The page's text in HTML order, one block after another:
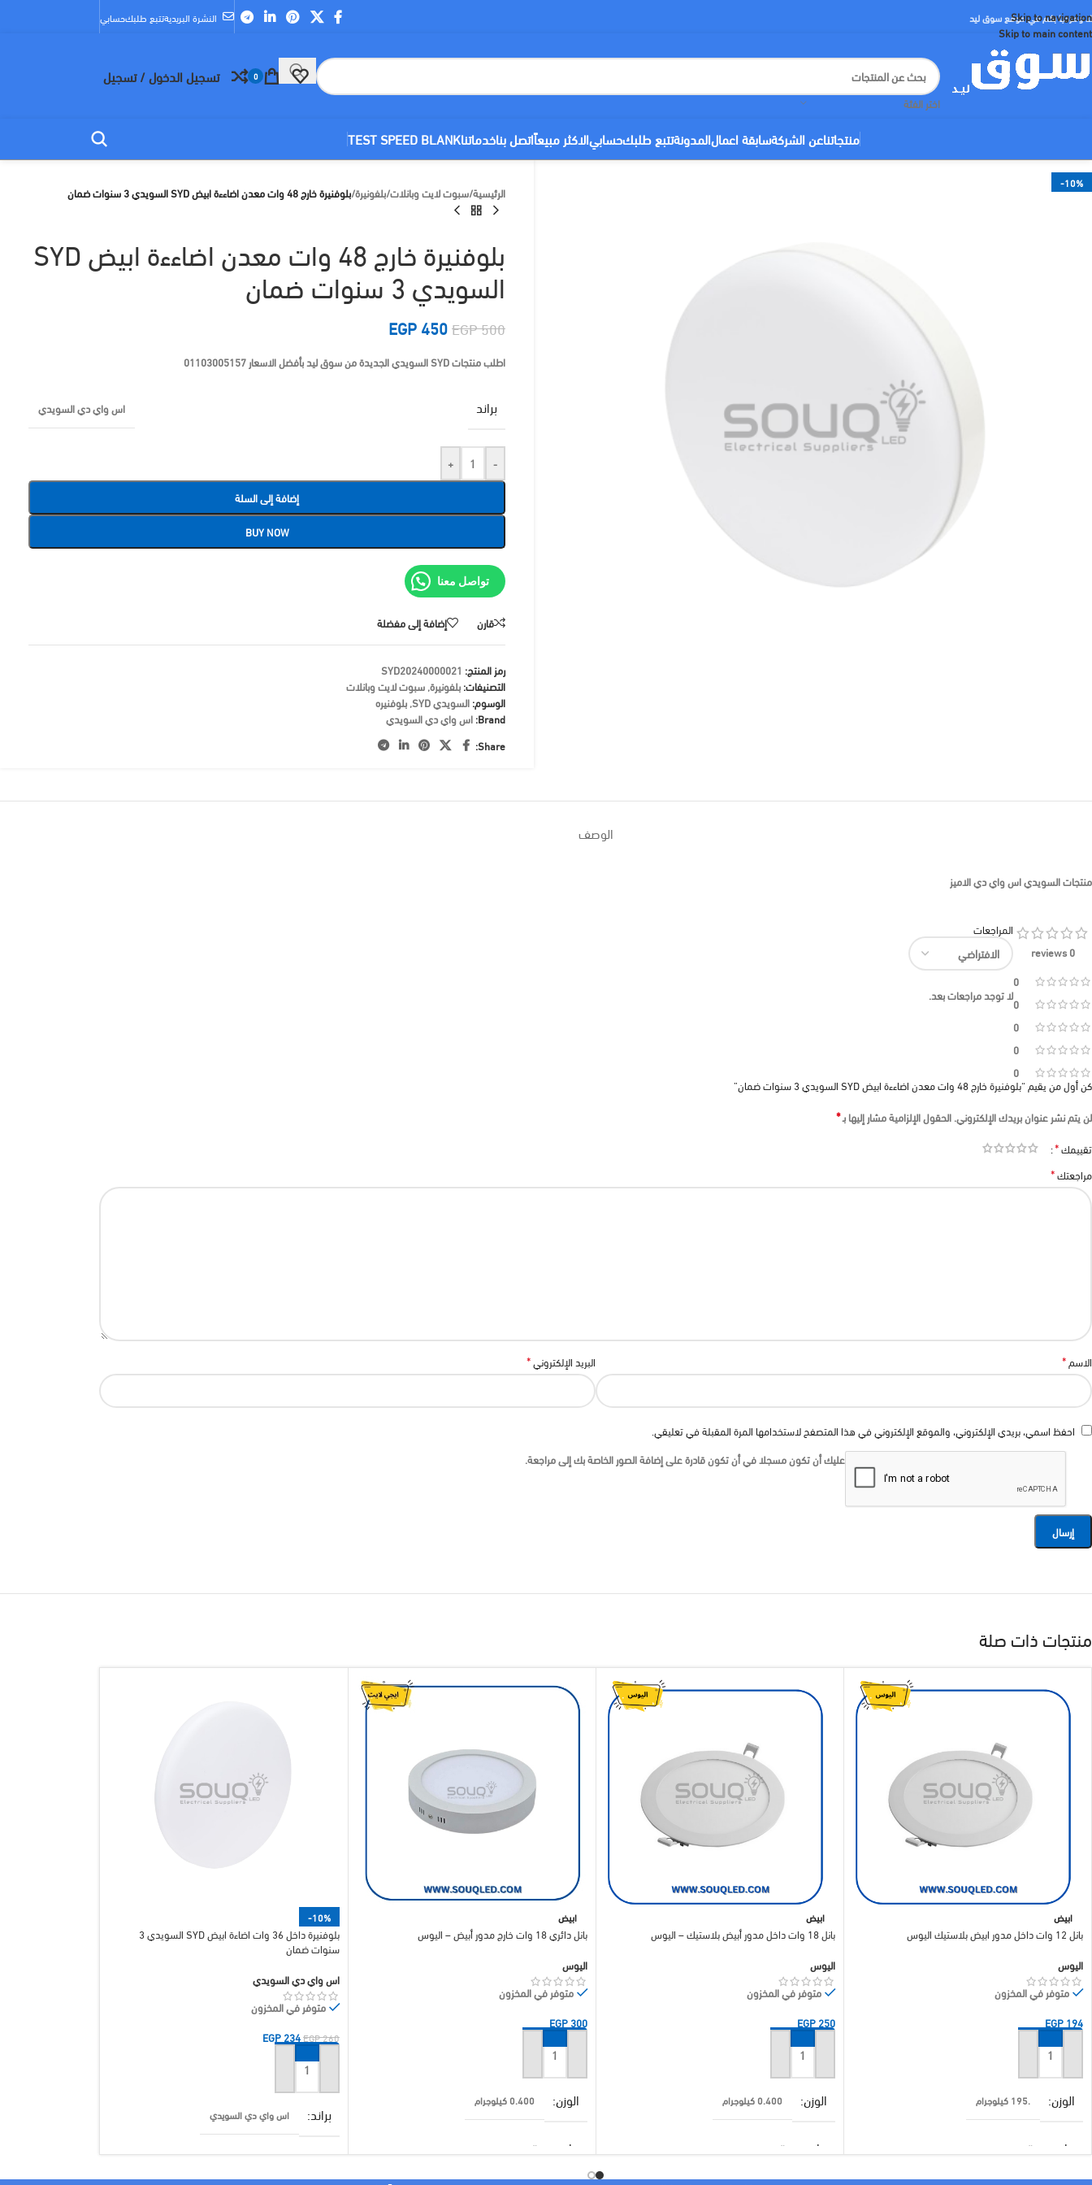
Skip to navigation
Skip to main content
ومرحبا بكم في موقع سوق ليد النشرة البريديةتتبع طلبكحسابي
اختر الفئة
0 تسجيل الدخول / تسجيل
منتجاتناعن الشركةسابقة اعمالالمدونةتتبع طلبكحسابيالاكثر مبيعاًاتصل بناخدماتناTEST SPEED BLANK
-10%
الرئيسية/سبوت لايت وبانلات/بلفونيرة/بلوفنيرة خارج 48 وات معدن اضاءءة ابيض SYD السويدي 3 سنوات ضمان
بلوفنيرة خارج 48 وات معدن اضاءءة ابيض SYD
السويدي 3 سنوات ضمان
EGP500
EGP450
اطلب منتجات SYD السويدي الجديدة من سوق ليد بأفضل الاسعار 01103005157
براند اس واي دي السويدي
-
+
إضافة إلى السلة
BUY NOW
تواصل معنا
قارن إضافة إلى مفضلة
رمز المنتج: SYD20240000021
التصنيفات:بلفونيرة,سبوت لايت وبانلات
الوسوم:السويدي SYD ,بلوفنيره
Brand: اس واي دي السويدي
Share:
الوصف
منتجات السويدي اس واي دي الاميز
0 reviews
0
0
0
0
0
المراجعات
لا توجد مراجعات بعد.
كن أول من يقيم “بلوفنيرة خارج 48 وات معدن اضاءءة ابيض SYD السويدي 3 سنوات ضمان”
لن يتم نشر عنوان بريدك الإلكتروني.الحقول الإلزامية مشار إليها بـ*
تقييمك*
مراجعتك*
الاسم* البريد الإلكتروني*
احفظ اسمي، بريدي الإلكتروني، والموقع الإلكتروني في هذا المتصفح لاستخدامها المرة المقبلة في تعليقي.
عليك أن تكون مسجلا في أن تكون قادرة على إضافة الصور الخاصة بك إلى مراجعة.
منتجات ذات صلة
ابيض
بانل 12 وات داخل مدور ابيض بلاستيك اليوس
اليوس
متوفر في المخزون
EGP194
إضافة إلى السلة
الوزن .195 كيلوجرام
براند اليوس
ابيض
بانل 18 وات داخل مدور أبيض بلاستيك – اليوس
اليوس
متوفر في المخزون
EGP250
إضافة إلى السلة
الوزن 0.400 كيلوجرام
براند اليوس
ابيض
بانل دائري 18 وات خارج مدور أبيض – اليوس
اليوس
متوفر في المخزون
EGP300
إضافة إلى السلة
الوزن 0.400 كيلوجرام
براند اليوس
-10%
بلوفنيرة داخل 36 وات اضاءة ابيض SYD السويدي 3
سنوات ضمان
اس واي دي السويدي
متوفر في المخزون
EGP260
EGP234
إضافة إلى السلة
براند اس واي دي السويدي